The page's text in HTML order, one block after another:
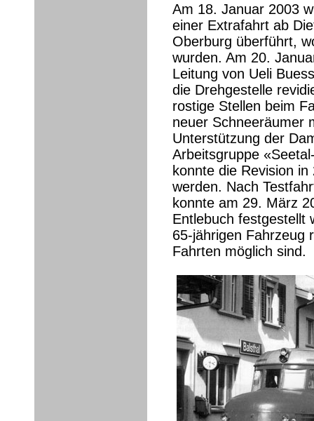
Am 18. Januar 2003
einer Extrafahrt ab
Oberburg überführt,
wurden. Am 20.
Leitung von Ueli
die Drehgestelle
rostige Stellen beim
neuer Schneeräumer
Unterstützung der
Arbeitsgruppe
konnte die Revision
werden. Nach
konnte am 29. März
Entlebuch festgestellt
65-jährigen Fahrzeug
Fahrten möglich sind.